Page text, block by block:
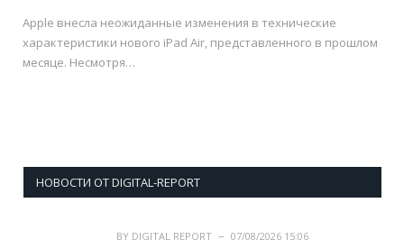
Apple внесла неожиданные изменения в технические
характеристики нового iPad Air, представленного в прошлом
месяце. Несмотря…
НОВОСТИ ОТ DIGITAL-REPORT
BY DIGITAL REPORT
07/08/2026 15:06